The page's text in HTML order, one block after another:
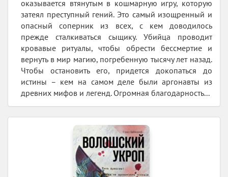
оказывается втянутым в кошмарную игру, которую
затеял преступный гений. Это самый изощренный и
опасный соперник из всех, с кем доводилось
прежде сталкиваться сыщику. Убийца проводит
кровавые ритуалы, чтобы обрести бессмертие и
вернуть в мир магию, погребенную тысячу лет назад.
Чтобы остановить его, придется докопаться до
истины – кем на самом деле были аргонавты из
древних мифов и легенд. Огромная благодарность...